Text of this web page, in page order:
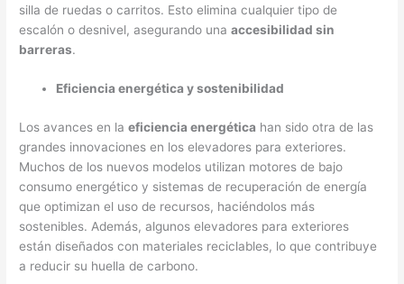
silla de ruedas o carritos. Esto elimina cualquier tipo de
escalón o desnivel, asegurando unaaccesibilidad sin
barreras.
Eficiencia energética y sostenibilidad
Los avances en laeficiencia energética han sido otra de las
grandes innovaciones en los elevadores para exteriores.
Muchos de los nuevos modelos utilizan motores de bajo
consumo energético y sistemas de recuperación de energía
que optimizan el uso de recursos, haciéndolos más
sostenibles. Además, algunos elevadores para exteriores
están diseñados con materiales reciclables, lo que contribuye
a reducir su huella de carbono.